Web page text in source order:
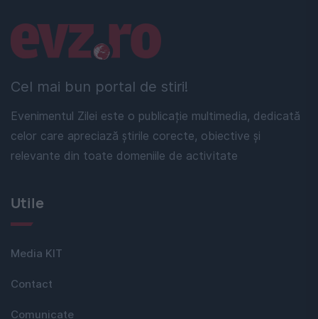
Cel mai bun portal de stiri!
Evenimentul Zilei este o publicație multimedia, dedicată
celor care apreciază știrile corecte, obiective și
relevante din toate domeniile de activitate
Linkuri utile
Utile
Media KIT
Contact
Comunicate